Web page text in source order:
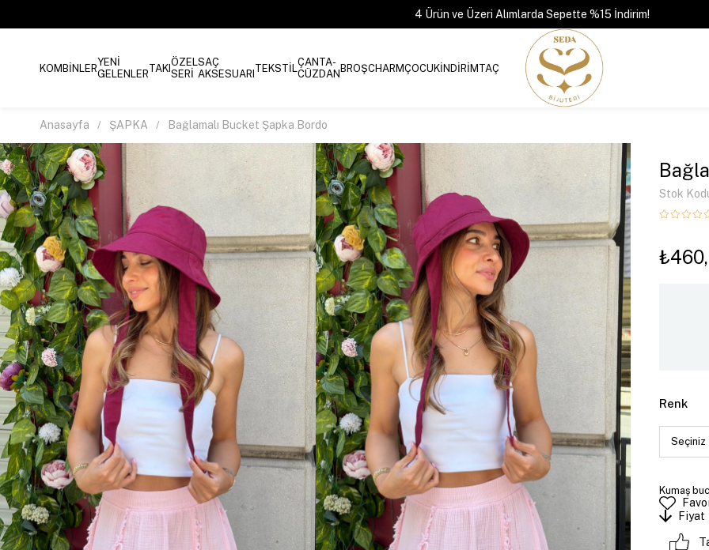
4 Ürün ve Üzeri Alımlarda Sepette %15 İndirim!
KOMBİNLERYENİ
GELENLERTAKIÖZEL
SERİ
SAÇ
AKSESUARI TEKSTİLÇANTA-
CÜZDANBROŞCHARMÇOCUKİNDİRİMTAÇ
Anasayfa ŞAPKA Bağlamalı Bucket Şapka Bordo
Stok
Renk
Kumaş
Fiyat